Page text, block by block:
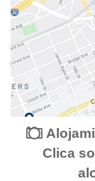
Clica